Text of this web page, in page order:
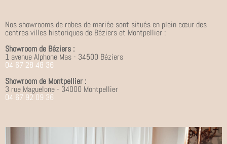
Nos showrooms de robes de mariée sont situés en plein cœur des
centres villes historiques de Béziers et Montpellier :
Showroom de Béziers :
1 avenue Alphone Mas - 34500 Béziers
04 67 28 48 36
Showroom de Montpellier :
3 rue Maguelone - 34000 Montpellier
04 67 92 09 36